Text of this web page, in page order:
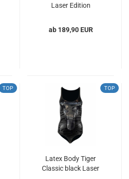
Laser Edition
ab 189,90 EUR
TOP TOP
Latex Body Tiger
Classic black Laser